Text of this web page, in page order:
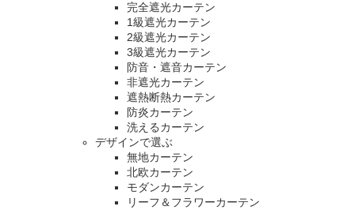
完全遮光カーテン
1級遮光カーテン
2級遮光カーテン
3級遮光カーテン
防音・遮音カーテン
非遮光カーテン
遮熱断熱カーテン
防炎カーテン
洗えるカーテン
デザインで選ぶ
無地カーテン
北欧カーテン
モダンカーテン
リーフ＆フラワーカーテン